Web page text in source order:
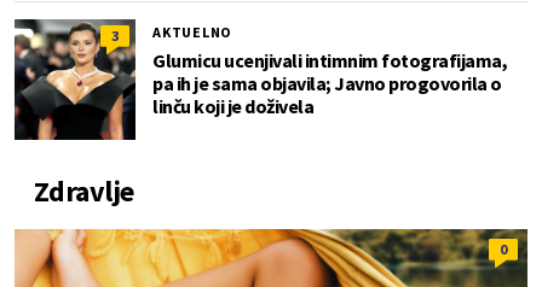
3 AKTUELNO
Glumicu ucenjivali intimnim fotografijama,
pa ih je sama objavila; Javno progovorila o
linču koji je doživela
Zdravlje
0